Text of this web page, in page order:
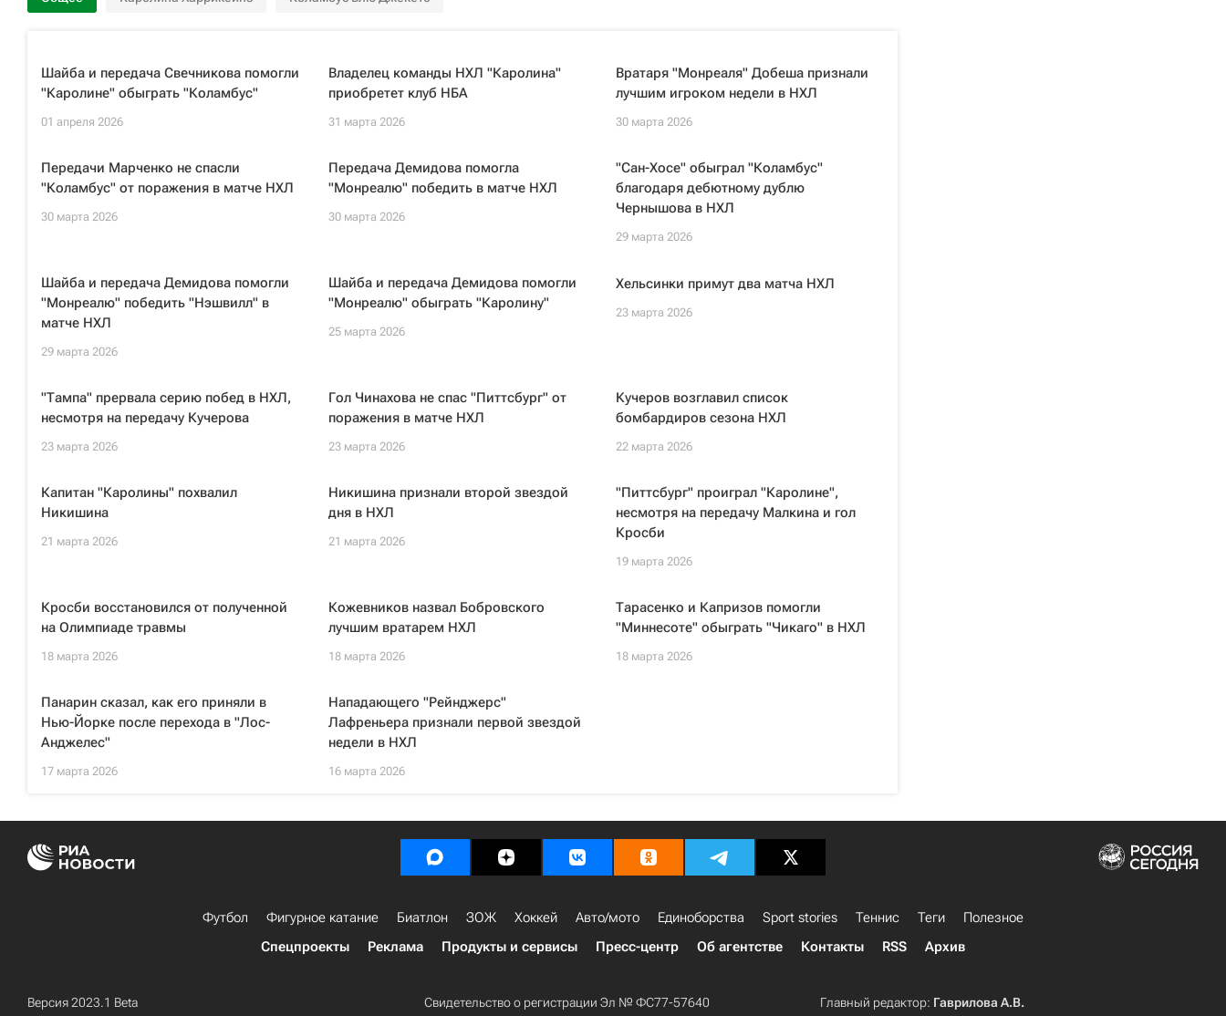
Шайба и передача Свечникова помогли
"Каролине" обыграть "Коламбус"
01 апреля 2026
Владелец команды НХЛ "Каролина"
приобретет клуб НБА
31 марта 2026
Вратаря "Монреаля" Добеша признали
лучшим игроком недели в НХЛ
30 марта 2026
Передачи Марченко не спасли
"Коламбус" от поражения в матче НХЛ
30 марта 2026
Передача Демидова помогла
"Монреалю" победить в матче НХЛ
30 марта 2026
"Сан-Хосе" обыграл "Коламбус"
благодаря дебютному дублю
Чернышова в НХЛ
29 марта 2026
Шайба и передача Демидова помогли
"Монреалю" победить "Нэшвилл" в
матче НХЛ
29 марта 2026
Шайба и передача Демидова помогли
"Монреалю" обыграть "Каролину"
25 марта 2026
Хельсинки примут два матча НХЛ
23 марта 2026
"Тампа" прервала серию побед в НХЛ,
несмотря на передачу Кучерова
23 марта 2026
Гол Чинахова не спас "Питтсбург" от
поражения в матче НХЛ
23 марта 2026
Кучеров возглавил список
бомбардиров сезона НХЛ
22 марта 2026
Капитан "Каролины" похвалил
Никишина
21 марта 2026
Никишина признали второй звездой
дня в НХЛ
21 марта 2026
"Питтсбург" проиграл "Каролине",
несмотря на передачу Малкина и гол
Кросби
19 марта 2026
Кросби восстановился от полученной
на Олимпиаде травмы
18 марта 2026
Кожевников назвал Бобровского
лучшим вратарем НХЛ
18 марта 2026
Тарасенко и Капризов помогли
"Миннесоте" обыграть "Чикаго" в НХЛ
18 марта 2026
Панарин сказал, как его приняли в
Нью-Йорке после перехода в "Лос-
Анджелес"
17 марта 2026
Нападающего "Рейнджерс"
Лафреньера признали первой звездой
недели в НХЛ
16 марта 2026
Футбол Фигурное катание Биатлон ЗОЖ Хоккей Авто/мото Единоборства Sport stories Теннис Теги
Полезное
Спецпроекты
Реклама Продукты и сервисы Пресс-центр Об агентстве Контакты RSS Архив
Версия 2023.1 Beta
Свидетельство о регистрации Эл № ФС77-57640
Главный редактор: Гаврилова А.В.